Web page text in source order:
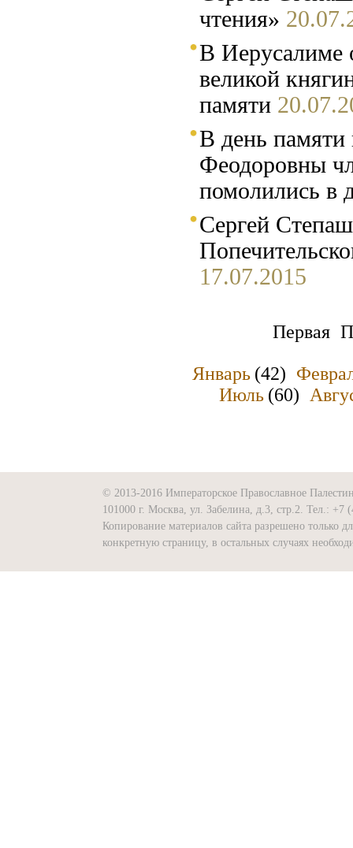
чтения»
В Иерусалиме
великой
памяти
В день памяти
Феодоровны
помолились в
Сергей
17.07.2015
Первая
Январь(42)
Июль (60)
© 2013-2016 Императорское Православное
101000 г. Москва, ул. Забелина, д.3, стр.2. Тел.:
Копирование материалов сайта разрешено только
конкретную страницу, в остальных случаях